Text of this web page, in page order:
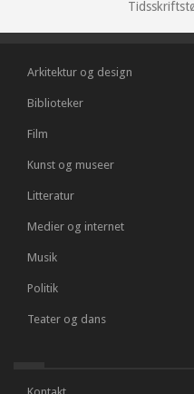
Arkitektur og design
Biblioteker
Film
Kunst og museer
Litteratur
Medier og internet
Musik
Politik
Teater og dans